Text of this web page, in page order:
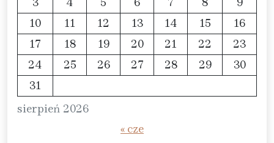
sierpień 2026
10
11 12 13 14 15
16
17
18 19 20 21 22
23
24
25 26 27 28 29
30
31
« cze